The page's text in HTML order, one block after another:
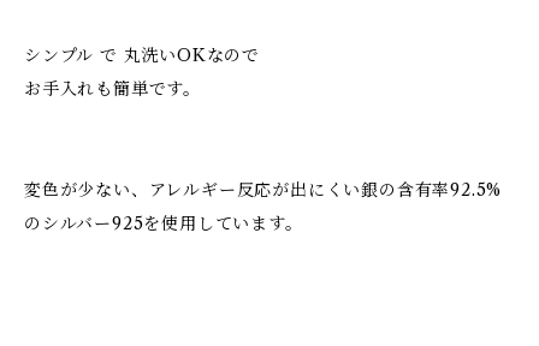
シンプル で 丸洗いOKなので
お手入れも簡単です。
変色が少ない、アレルギー反応が出にくい銀の含有率92.5%
のシルバー925を使用しています。